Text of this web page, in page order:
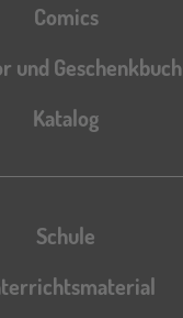
Comics
und Geschenkbuch
Katalog
Katalog
Schule